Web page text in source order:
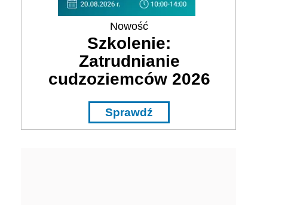
Nowość
Szkolenie:
Zatrudnianie
cudzoziemców 2026
Sprawdź